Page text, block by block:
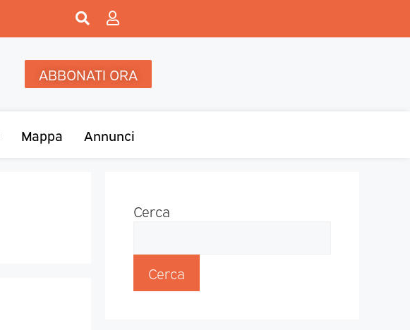
ABBONATI ORA
Mappa Annunci
Cerca
Cerca